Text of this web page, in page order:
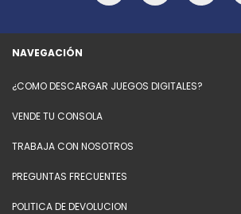
NAVEGACIÓN
¿COMO DESCARGAR JUEGOS DIGITALES?
VENDE TU CONSOLA
TRABAJA CON NOSOTROS
PREGUNTAS FRECUENTES
POLITICA DE DEVOLUCION